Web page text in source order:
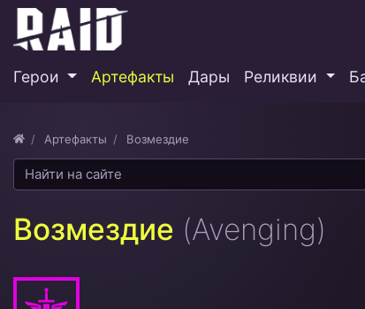
Герои Артефакты Дары Реликвии
Артефакты Возмездие
Возмездие (Avenging)